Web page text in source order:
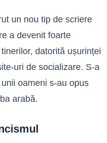
un nou tip de scriere
a devenit foarte
datorită ușurinței
uri de socializare. S-a
oameni s-au opus
arabă.